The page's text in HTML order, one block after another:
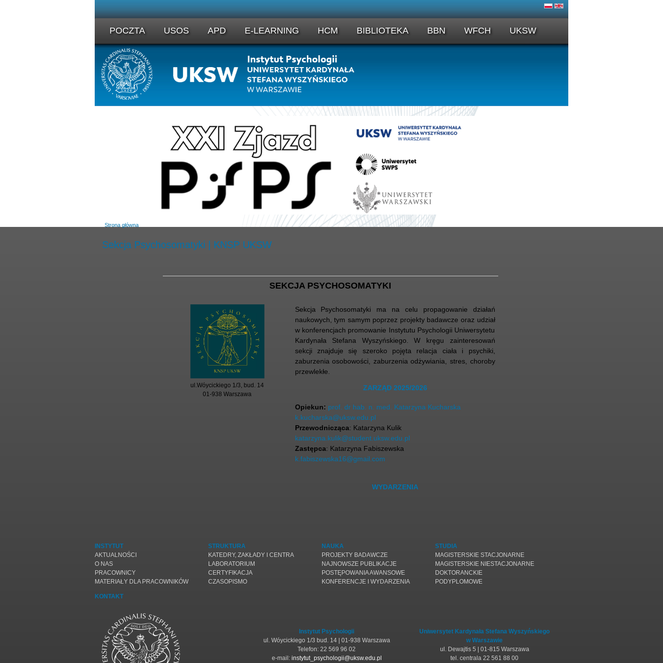
POCZTA USOS APD E-LEARNING HCM BIBLIOTEKA BBN WFCH UKSW
Strona główna
Sekcja Psychosomatyki | KNSP UKSW
SEKCJA PSYCHOSOMATYKI
ul.Wóycickiego 1/3, bud. 14
01-938 Warszawa
Sekcja Psychosomatyki ma na celu propagowanie działań
naukowych, tym samym poprzez projekty badawcze oraz udział
w konferencjach promowanie Instytutu Psychologii Uniwersytetu
Kardynała Stefana Wyszyńskiego. W kręgu zainteresowań
sekcji znajduje się szeroko pojęta relacja ciała i psychiki,
zaburzenia osobowości, zaburzenia odżywiania, stres, choroby
przewlekłe.
ZARZĄD 2025/2026
Opiekun: prof. dr hab. n. med. Katarzyna Kucharska
k.kucharska@uksw.edu.pl
Przewodnicząca: Katarzyna Kulik
katarzyna.kulik@student.uksw.edu.pl
Zastępca: Katarzyna Fabiszewska
k.fabiszewska16@gmail.com
WYDARZENIA
INSTYTUT
AKTUALNOŚCI
O NAS
PRACOWNICY
MATERIAŁY DLA PRACOWNIKÓW
KONTAKT
STRUKTURA
KATEDRY, ZAKŁADY I CENTRA
LABORATORIUM
CERTYFIKACJA
CZASOPISMO
NAUKA
PROJEKTY BADAWCZE
NAJNOWSZE PUBLIKACJE
POSTĘPOWANIA AWANSOWE
KONFERENCJE I WYDARZENIA
STUDIA
MAGISTERSKIE STACJONARNE
MAGISTERSKIE NIESTACJONARNE
DOKTORANCKIE
PODYPLOMOWE
Instytut Psychologii
ul. Wóycickiego 1/3 bud. 14 | 01-938 Warszawa
Telefon: 22 569 96 02
e-mail: instytut_psychologii@uksw.edu.pl
Uniwersytet Kardynała Stefana Wyszyńskiego
w Warszawie
ul. Dewajtis 5 | 01-815 Warszawa
tel. centrala 22 561 88 00